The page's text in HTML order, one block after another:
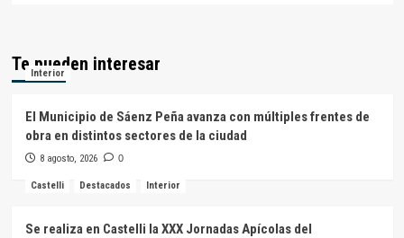
Te pueden interesar
Interior
El Municipio de Sáenz Peña avanza con múltiples frentes de
obra en distintos sectores de la ciudad
8 agosto, 2026 0
Castelli Destacados Interior
Se realiza en Castelli la XXX Jornadas Apícolas del